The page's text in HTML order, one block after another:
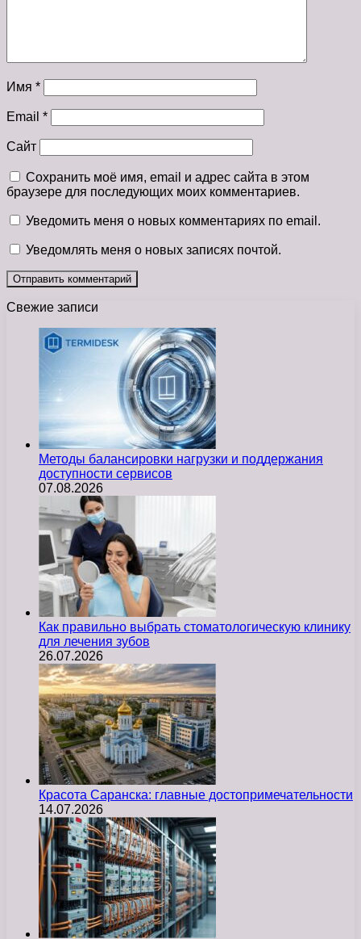
Имя *
Email *
Сайт
Сохранить моё имя, email и адрес сайта в этом
браузере для последующих моих комментариев.
Уведомить меня о новых комментариях по email.
Уведомлять меня о новых записях почтой.
Свежие записи
Методы балансировки нагрузки и поддержания
доступности сервисов
07.08.2026
Как правильно выбрать стоматологическую клинику
для лечения зубов
26.07.2026
Красота Саранска: главные достопримечательности
14.07.2026